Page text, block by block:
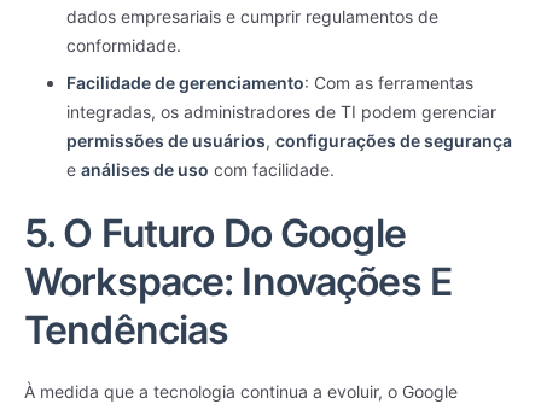
dados empresariais e cumprir regulamentos de
conformidade.
Facilidade de gerenciamento: Com as ferramentas
integradas, os administradores de TI podem gerenciar
permissões de usuários, configurações de segurança
e análises de uso com facilidade.
5. O Futuro Do Google
Workspace: Inovações E
Tendências
À medida que a tecnologia continua a evoluir, o Google